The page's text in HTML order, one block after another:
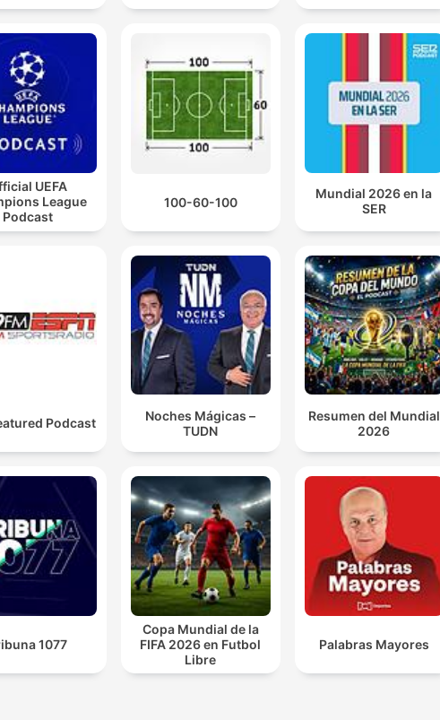
UEFA
League
Podcast
100-60-100
Mundial 2026 en la
SER
Podcast
Noches Mágicas –
TUDN
Resumen del Mundial
2026
1077
Copa Mundial de la
FIFA 2026 en Futbol
Libre
Palabras Mayores